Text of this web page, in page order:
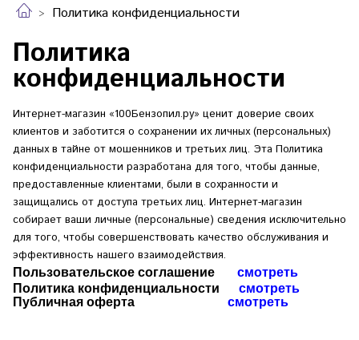
Политика конфиденциальности
Политика
конфиденциальности
Интернет-магазин «100Бензопил.ру» ценит доверие своих
клиентов и заботится о сохранении их личных (персональных)
данных в тайне от мошенников и третьих лиц. Эта Политика
конфиденциальности разработана для того, чтобы данные,
предоставленные клиентами, были в сохранности и
защищались от доступа третьих лиц. Интернет-магазин
собирает ваши личные (персональные) сведения исключительно
для того, чтобы совершенствовать качество обслуживания и
эффективность нашего взаимодействия.
Пользовательское соглашение смотреть
Политика конфиденциальности
смотреть
Публичная оферта
смотреть